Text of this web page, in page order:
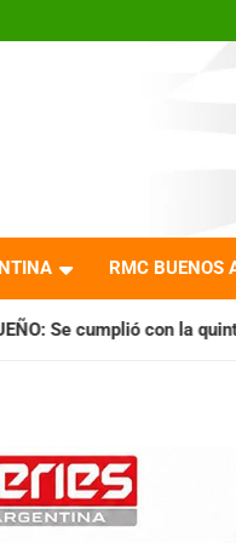
RMC BUENOS
quinta fecha en Santiago